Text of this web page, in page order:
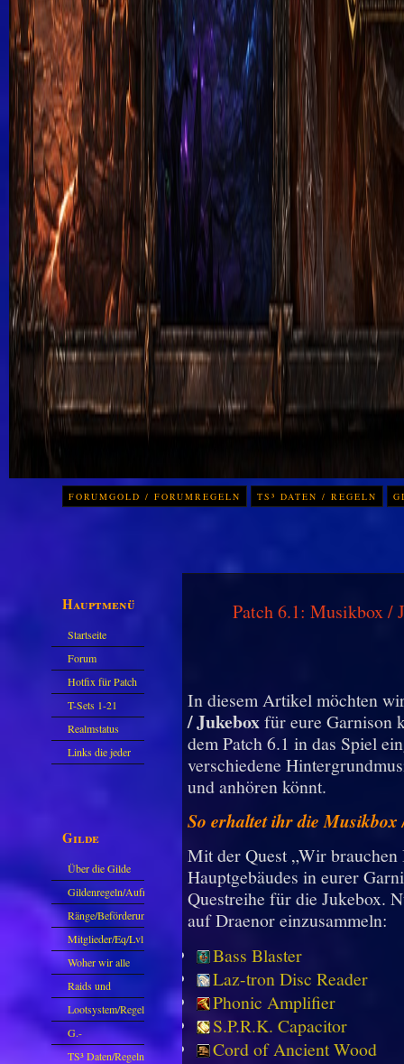
FORUMGOLD / FORUMREGELN TS³ DATEN / REGELN
Hauptmenü
Startseite
Forum
Hotfix für Patch
11.X
T-Sets 1-21
Realmstatus
Links die jeder
Gilde
Über die Gilde
(DAW)
Gildenregeln/Aufnahme
Ränge/Beförderungen
Mitglieder/Eq/Lvl
Woher wir alle
kommen.
Raids und
Zubehör
Lootsystem/Regeln
G.-
Sparkasse/Goldleihen
TS³ Daten/Regeln
Patch 6.1: Musikbox /
In diesem Artikel möchten
/ Jukeboxfür eure Garnison
dem Patch 6.1 in das Spiel
verschiedene
und anhören könnt.
So erhaltet ihr die Musikbox
Mit der Quest „Wir brauchen
Hauptgebäudes in eurer
Questreihe für die Jukebox.
auf Draenor einzusammeln:
Bass Blaster
Laz-tron Disc Reader
Phonic Amplifier
S.P.R.K. Capacitor
Cord of Ancient Wood